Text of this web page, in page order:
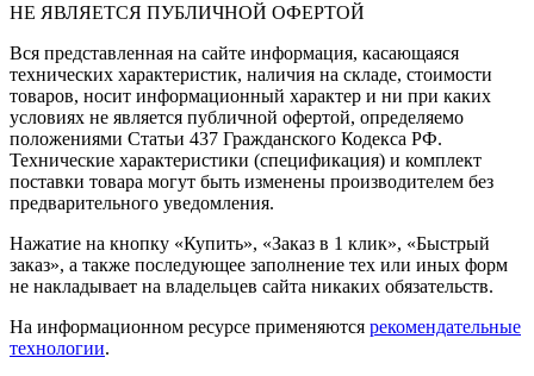
НЕ ЯВЛЯЕТСЯ ПУБЛИЧНОЙ ОФЕРТОЙ
Вся представленная на сайте информация, касающаяся
технических характеристик, наличия на складе, стоимости
товаров, носит информационный характер и ни при каких
условиях не является публичной офертой, определяемо
положениями Статьи 437 Гражданского Кодекса РФ.
Технические характеристики (спецификация) и комплект
поставки товара могут быть изменены производителем без
предварительного уведомления.
Нажатие на кнопку «Купить», «Заказ в 1 клик», «Быстрый
заказ», а также последующее заполнение тех или иных форм
не накладывает на владельцев сайта никаких обязательств.
На информационном ресурсе применяются рекомендательные
технологии.